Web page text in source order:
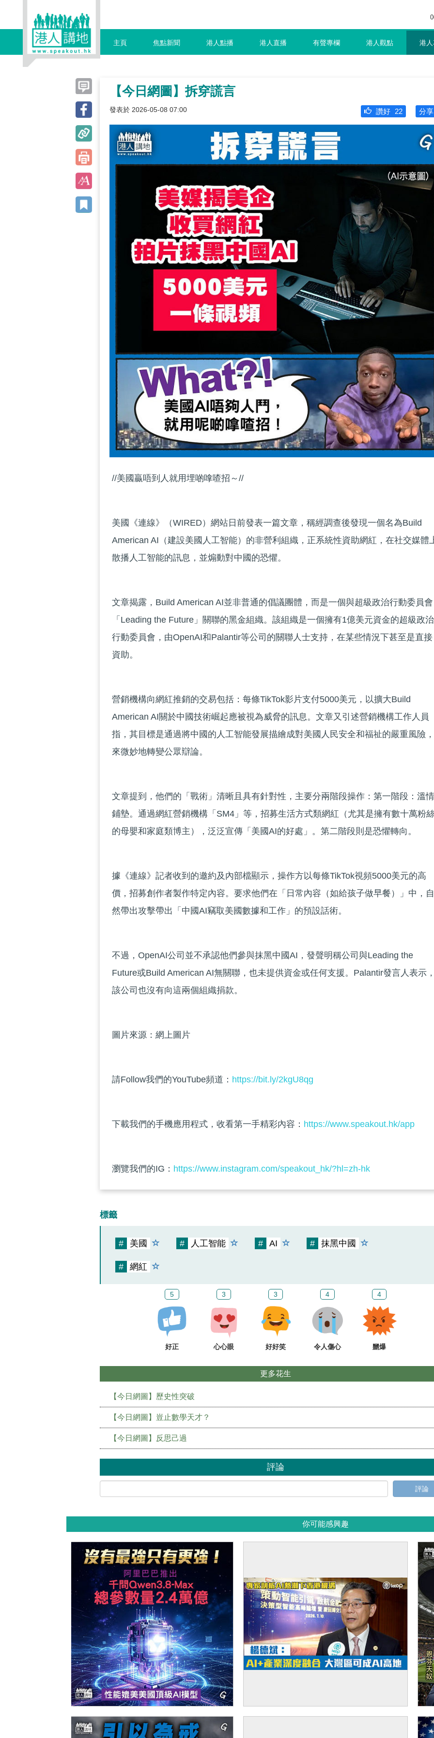
主頁 焦點新聞 港人點播 港人直播 有聲專欄 港人觀點 港
【今日網圖】拆穿謊言
發表於 2026-05-08 07:00 分享
讚好 22
//美國贏唔到人就用埋啲嗱喳招～//
美國《連線》（WIRED）網站日前發表一篇文章，稱經調查後發現一個名為Build
American AI（建設美國人工智能）的非營利組織，正系統性資助網紅，在社交媒體
散播人工智能的訊息，並煽動對中國的恐懼。
文章揭露，Build American AI並非普通的倡議團體，而是一個與超級政治行動委員會
「Leading the Future」關聯的黑金組織。該組織是一個擁有1億美元資金的超級政治
行動委員會，由OpenAI和Palantir等公司的關聯人士支持，在某些情況下甚至是直接
資助。
營銷機構向網紅推銷的交易包括：每條TikTok影片支付5000美元，以擴大Build
American AI關於中國技術崛起應被視為威脅的訊息。文章又引述營銷機構工作人員
指，其目標是通過將中國的人工智能發展描繪成對美國人民安全和福祉的嚴重風險，
來微妙地轉變公眾辯論。
文章提到，他們的「戰術」清晰且具有針對性，主要分兩階段操作：第一階段：溫情
鋪墊。通過網紅營銷機構「SM4」等，招募生活方式類網紅（尤其是擁有數十萬粉
的母嬰和家庭類博主），泛泛宣傳「美國AI的好處」。第二階段則是恐懼轉向。
據《連線》記者收到的邀約及內部檔顯示，操作方以每條TikTok視頻5000美元的高
價，招募創作者製作特定內容。要求他們在「日常內容（如給孩子做早餐）」中，自
然帶出攻擊帶出「中國AI竊取美國數據和工作」的預設話術。
不過，OpenAI公司並不承認他們參與抹黑中國AI，發聲明稱公司與Leading the
Future或Build American AI無關聯，也未提供資金或任何支援。Palantir發言人表示，
該公司也沒有向這兩個組織捐款。
圖片來源：網上圖片
請Follow我們的YouTube頻道： https://bit.ly/2kgU8qg
下載我們的手機應用程式，收看第一手精彩內容： https://www.speakout.hk/app
瀏覽我們的IG： https://www.instagram.com/speakout_hk/?hl=zh-hk
標籤
# 美國 # 人工智能 # AI # 抹黑中國
# 網紅
5
好正
3
心心眼
3
好好笑
4
令人傷心
4
嬲爆
更多花生
【今日網圖】歷史性突破
【今日網圖】豈止數學天才？
【今日網圖】反思己過
評論
評論
你可能感興趣